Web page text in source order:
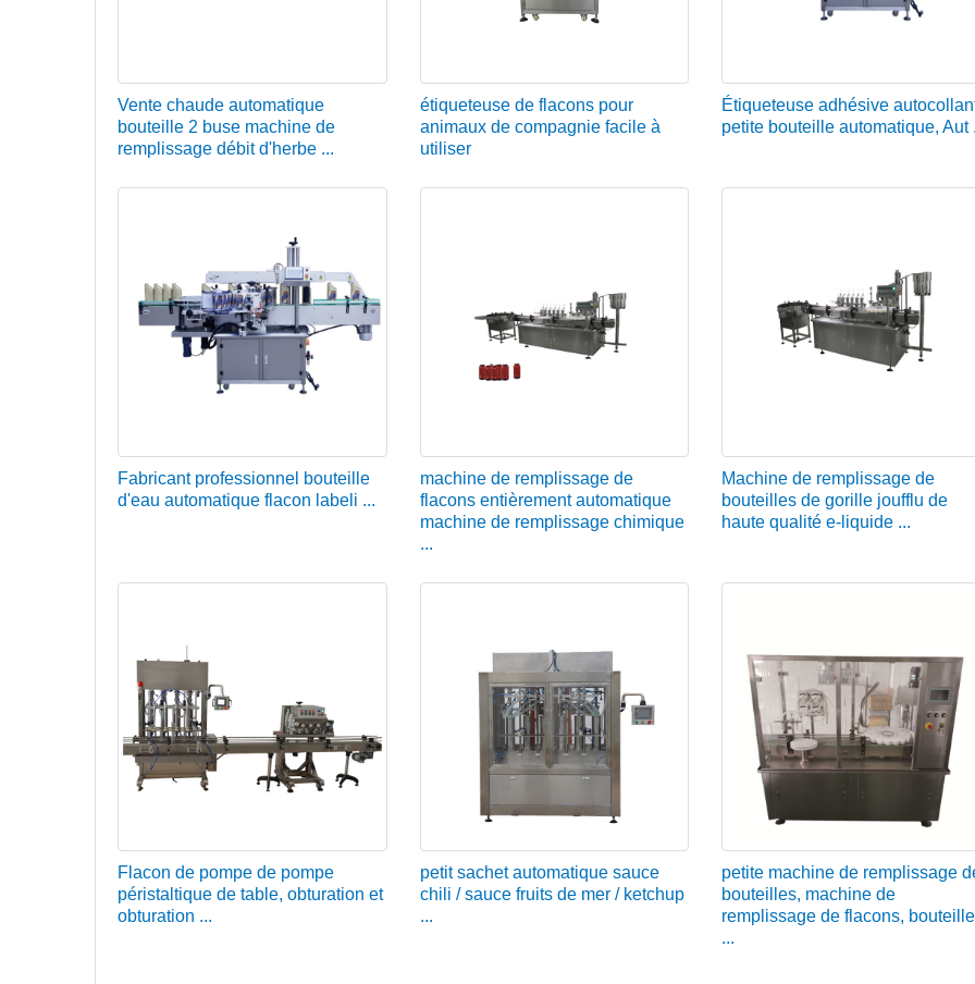
Vente chaude automatique
bouteille 2 buse machine de
remplissage débit d'herbe ...
étiqueteuse de flacons pour
animaux de compagnie facile à
utiliser
Étiqueteuse adhésive
petite bouteille automatique, Aut
Fabricant professionnel bouteille
d'eau automatique flacon labeli ...
machine de remplissage de
flacons entièrement automatique
machine de remplissage chimique
...
Machine de remplissage de
bouteilles de gorille joufflu de
haute qualité e-liquide ...
Flacon de pompe de pompe
péristaltique de table, obturation et
obturation ...
petit sachet automatique sauce
chili / sauce fruits de mer / ketchup
...
petite machine de remplissage
bouteilles, machine de
remplissage de flacons,
...